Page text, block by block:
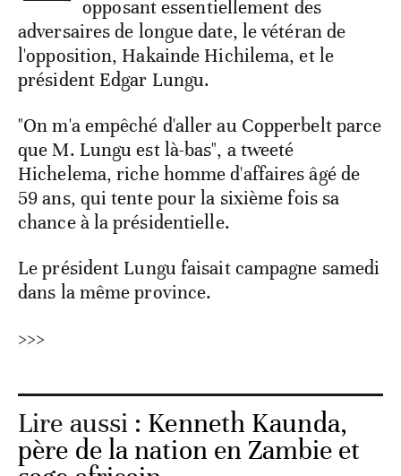
opposant essentiellement des
adversaires de longue date, le vétéran de
l'opposition, Hakainde Hichilema, et le
président Edgar Lungu.
"On m'a empêché d'aller au Copperbelt parce
que M. Lungu est là-bas", a tweeté
Hichelema, riche homme d'affaires âgé de
59 ans, qui tente pour la sixième fois sa
chance à la présidentielle.
Le président Lungu faisait campagne samedi
dans la même province.
>>>
Lire aussi : Kenneth Kaunda,
père de la nation en Zambie et